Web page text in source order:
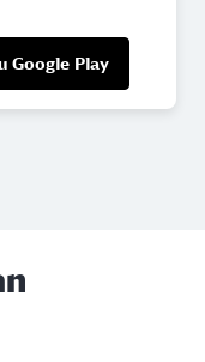
Google Play